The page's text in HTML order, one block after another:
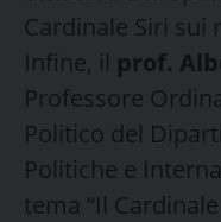
Cardinale Siri sui
Infine, il prof.
Professore
Politico del
Politiche e
tema “Il